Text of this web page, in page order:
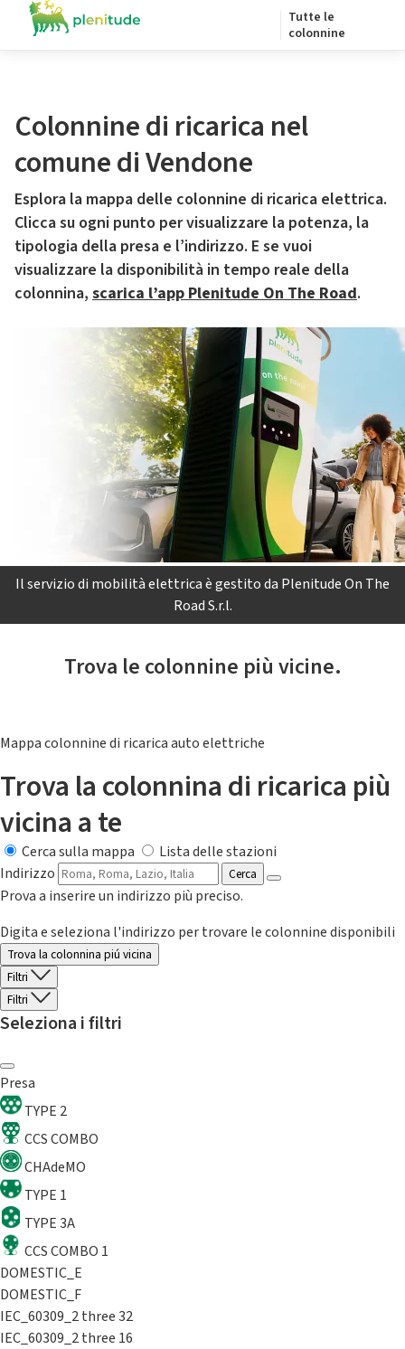
Tutte le
colonnine
Colonnine di ricarica nel
comune di Vendone
Esplora la mappa delle colonnine di ricarica elettrica.
Clicca su ogni punto per visualizzare la potenza, la
tipologia della presa e l’indirizzo. E se vuoi
visualizzare la disponibilità in tempo reale della
colonnina, scarica l’app Plenitude On The Road.
Il servizio di mobilità elettrica è gestito da Plenitude On The
Road S.r.l.
Trova le colonnine più vicine.
Mappa colonnine di ricarica auto elettriche
Trova la colonnina di ricarica più
vicina a te
Cerca sulla mappa
Lista delle stazioni
Indirizzo
Cerca
Prova a inserire un indirizzo più preciso.
Digita e seleziona l'indirizzo per trovare le colonnine disponibili
Trova la colonnina piú vicina
Filtri
Filtri
Seleziona i filtri
Presa
TYPE 2
CCS COMBO
CHAdeMO
TYPE 1
TYPE 3A
CCS COMBO 1
DOMESTIC_E
DOMESTIC_F
IEC_60309_2 three 32
IEC_60309_2 three 16